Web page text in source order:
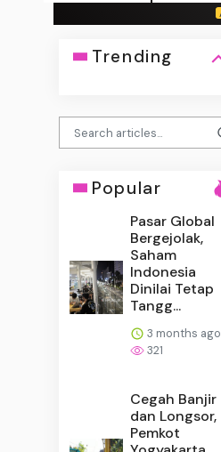
Trending
Popular
Pasar Global
Bergejolak,
Saham
Indonesia
Dinilai Tetap
Tangg...
3 months ago
321
Cegah Banjir
dan Longsor,
Pemkot